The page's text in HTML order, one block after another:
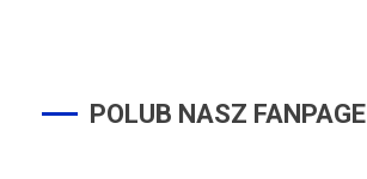
POLUB NASZ FANPAGE